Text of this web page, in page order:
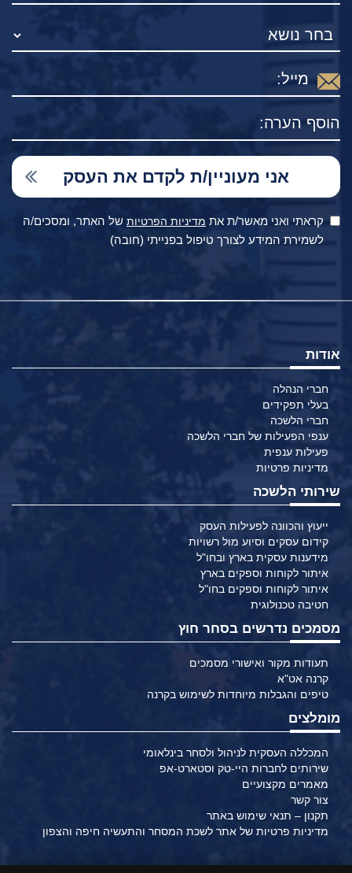
קראתי ואני מאשר/ת את מדיניות הפרטיות של האתר, ומסכים/ה
לשמירת המידע לצורך טיפול בפנייתי (חובה)
אודות
חברי הנהלה
בעלי תפקידים
חברי הלשכה
ענפי הפעילות של חברי הלשכה
פעילות ענפית
מדיניות פרטיות
שירותי הלשכה
ייעוץ והכוונה לפעילות העסק
קידום עסקים וסיוע מול רשויות
מידענות עסקית בארץ ובחו"ל
איתור לקוחות וספקים בארץ
איתור לקוחות וספקים בחו"ל
חטיבה טכנולוגית
מסמכים נדרשים בסחר חוץ
תעודות מקור ואישורי מסמכים
קרנה אט"א
טיפים והגבלות מיוחדות לשימוש בקרנה
מומלצים
המכללה העסקית לניהול ולסחר בינלאומי
שירותים לחברות היי-טק וסטארט-אפ
מאמרים מקצועיים
צור קשר
תקנון – תנאי שימוש באתר
מדיניות פרטיות של אתר לשכת המסחר והתעשיה חיפה והצפון